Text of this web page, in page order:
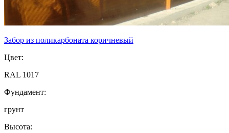
Забор из поликарбоната коричневый
Цвет:
RAL 1017
Фундамент:
грунт
Высота: